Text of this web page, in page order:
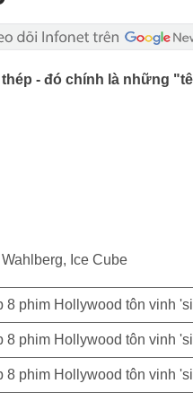
- đó chính là những
Ice Cube